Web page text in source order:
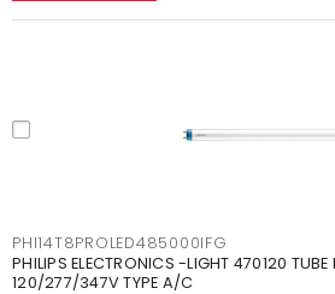
PHI14T8PROLED485000IFG
PHILIPS ELECTRONICS -LIGHT 470120
120/277/347V TYPE A/C